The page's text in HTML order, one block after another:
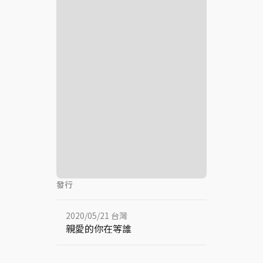
發行
2020/05/21 台灣
親愛的你在等誰